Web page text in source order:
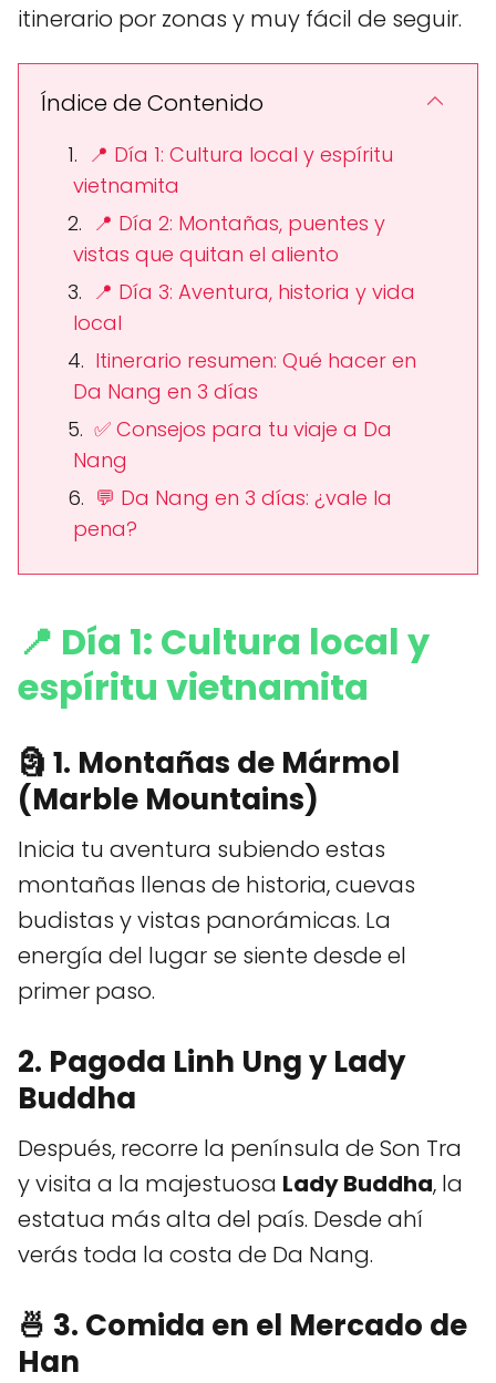
itinerario por zonas y muy fácil de seguir.
Índice de Contenido
📍 Día 1: Cultura local y espíritu
vietnamita
📍 Día 2: Montañas, puentes y
vistas que quitan el aliento
📍 Día 3: Aventura, historia y vida
local
Itinerario resumen: Qué hacer en
Da Nang en 3 días
✅ Consejos para tu viaje a Da
Nang
💬 Da Nang en 3 días: ¿vale la
pena?
📍 Día 1: Cultura local y
espíritu vietnamita
🗿 1. Montañas de Mármol
(Marble Mountains)
Inicia tu aventura subiendo estas
montañas llenas de historia, cuevas
budistas y vistas panorámicas. La
energía del lugar se siente desde el
primer paso.
2. Pagoda Linh Ung y Lady
Buddha
Después, recorre la península de Son Tra
y visita a la majestuosa Lady Buddha, la
estatua más alta del país. Desde ahí
verás toda la costa de Da Nang.
🍜 3. Comida en el Mercado de
Han